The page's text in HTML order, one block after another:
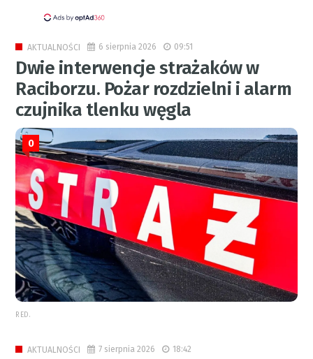
AKTUALNOŚCI 6 sierpnia 2026 09:51
Dwie interwencje strażaków w
Raciborzu. Pożar rozdzielni i alarm
czujnika tlenku węgla
0
RED.
AKTUALNOŚCI 7 sierpnia 2026 18:42